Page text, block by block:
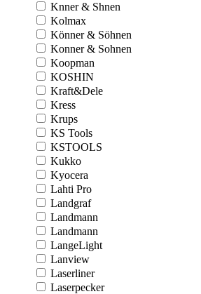
Knner & Shnen
Kolmax
Könner & Söhnen
Konner & Sohnen
Koopman
KOSHIN
Kraft&Dele
Kress
Krups
KS Tools
KSTOOLS
Kukko
Kyocera
Lahti Pro
Landgraf
Landmann
Landmann
LangeLight
Lanview
Laserliner
Laserpecker